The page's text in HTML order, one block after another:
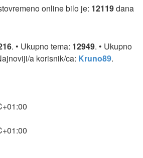
online bilo je: 12119dana
. • Ukupno tema: 12949. • Ukupno
a korisnik/ca: Kruno89.